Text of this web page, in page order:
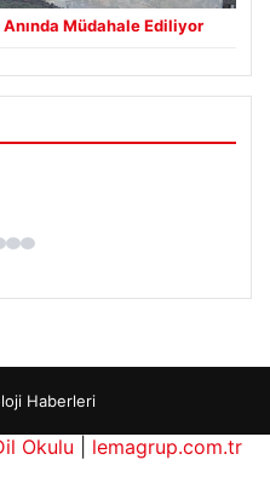
Anında Müdahale Ediliyor
Haberleri
Okulu
lemagrup.com.tr